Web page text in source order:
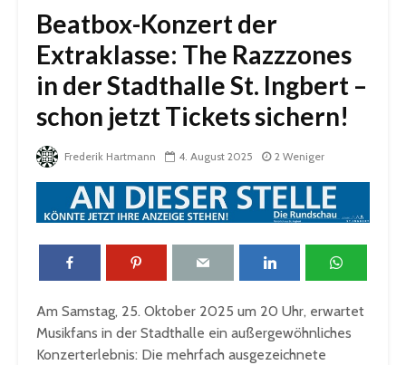
Beatbox-Konzert der
Extraklasse: The Razzzones
in der Stadthalle St. Ingbert –
schon jetzt Tickets sichern!
Frederik Hartmann 4. August 2025 2 Weniger
Am Samstag, 25. Oktober 2025 um 20 Uhr, erwartet
Musikfans in der Stadthalle ein außergewöhnliches
Konzerterlebnis: Die mehrfach ausgezeichnete